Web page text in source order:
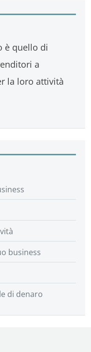
è quello di
a
la loro attività
business
di denaro